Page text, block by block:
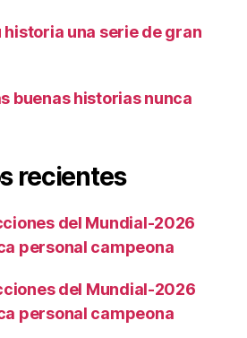
historia una serie de gran
buenas historias nunca
recientes
del Mundial-2026
personal campeona
del Mundial-2026
personal campeona